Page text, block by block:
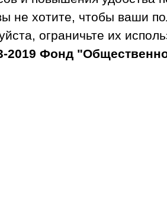
не хотите, чтобы ваши
ограничьте их
2019 Фонд